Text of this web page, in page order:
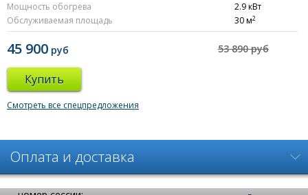
Мощность обогрева
2.9 кВт
Обслуживаемая площадь
30 м2
45 900 руб 53 890 руб
Купить
Смотреть все спецпредложения
Оплата и доставка